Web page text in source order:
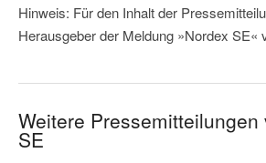
Hinweis: Für den Inhalt der
Herausgeber der Meldung »Nordex SE«
Weitere Pressemitteilungen
SE